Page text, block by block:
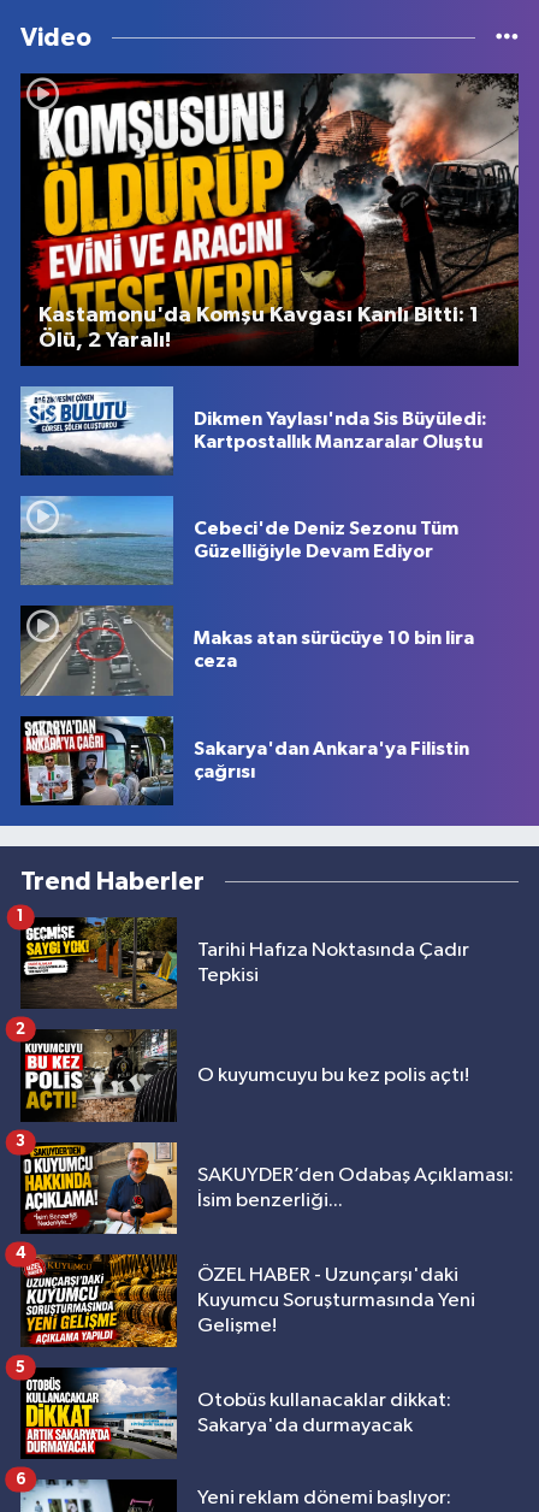
Video
Kastamonu'da Komşu Kavgası Kanlı Bitti: 1
Ölü, 2 Yaralı!
Dikmen Yaylası'nda Sis Büyüledi:
Kartpostallık Manzaralar Oluştu
Cebeci'de Deniz Sezonu Tüm
Güzelliğiyle Devam Ediyor
Makas atan sürücüye 10 bin lira
ceza
Sakarya'dan Ankara'ya Filistin
çağrısı
Trend Haberler
Tarihi Hafıza Noktasında Çadır
Tepkisi
1
O kuyumcuyu bu kez polis açtı!
2
SAKUYDER’den Odabaş Açıklaması:
İsim benzerliği...
3
ÖZEL HABER - Uzunçarşı'daki
Kuyumcu Soruşturmasında Yeni
Gelişme!
4
Otobüs kullanacaklar dikkat:
Sakarya'da durmayacak
5
Yeni reklam dönemi başlıyor:
6